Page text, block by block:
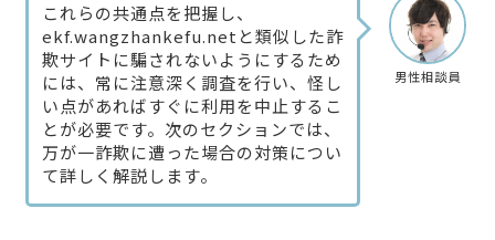
男性相談員
これらの共通点を把握し、
ekf.wangzhankefu.netと類似した詐
欺サイトに騙されないようにするため
には、常に注意深く調査を行い、怪し
い点があればすぐに利用を中止するこ
とが必要です。次のセクションでは、
万が一詐欺に遭った場合の対策につい
て詳しく解説します。